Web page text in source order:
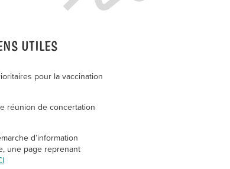
UTILES
pour la vaccination
réunion de concertation
d’information
une page reprenant